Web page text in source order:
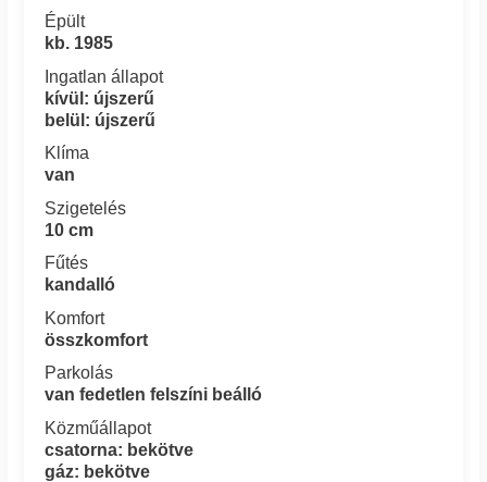
Épült
kb. 1985
Ingatlan állapot
kívül: újszerű
belül: újszerű
Klíma
van
Szigetelés
10 cm
Fűtés
kandalló
Komfort
összkomfort
Parkolás
van fedetlen felszíni beálló
Közműállapot
csatorna: bekötve
gáz: bekötve